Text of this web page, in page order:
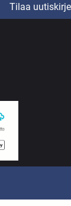
Tilaa uutiskirje